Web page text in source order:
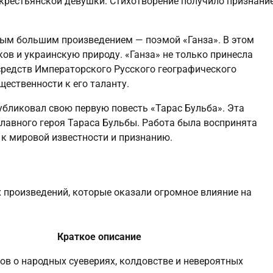
большим произведением — поэмой «Ганза». В этом
и украинскую природу. «Ганза» не только принесла
Императорского Русского географического
к его таланту.
свою первую повесть «Тарас Бульба». Эта
героя Тараса Бульбы. Работа была воспринята
мировой известности и признанию.
которые оказали огромное влияние на
Краткое описание
о народных суевериях, колдовстве и невероятных